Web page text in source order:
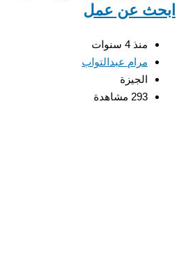
ابحث عن عمل
منذ 4 سنوات
مرام عبدالتواب
الجيزة
293 مشاهدة